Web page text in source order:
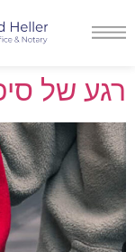
רגע של